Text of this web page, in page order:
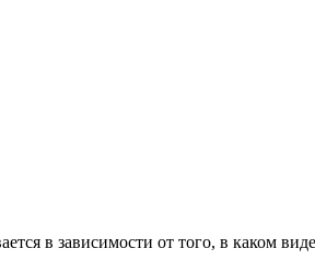
в зависимости от того, в каком